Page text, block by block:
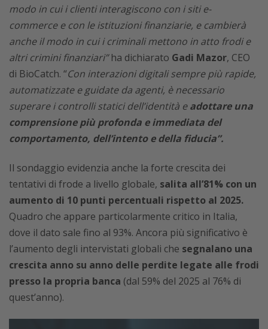
modo in cui i clienti interagiscono con i siti e-
commerce e con le istituzioni finanziarie, e cambierà
anche il modo in cui i criminali mettono in atto frodi e
altri crimini finanziari”ha dichiarato Gadi Mazor, CEO
di BioCatch. “Con interazioni digitali sempre più rapide,
automatizzate e guidate da agenti, è necessario
superare i controlli statici dell’identità eadottare una
comprensione più profonda e immediata del
comportamento, dell’intento e della fiducia”.
Il sondaggio evidenzia anche la forte crescita dei
tentativi di frode a livello globale, salita all’81% con un
aumento di 10 punti percentuali rispetto al 2025.
Quadro che appare particolarmente critico in Italia,
dove il dato sale fino al 93%. Ancora più significativo è
l’aumento degli intervistati globali che segnalano una
crescita anno su anno delle perdite legate alle frodi
presso la propria banca (dal 59% del 2025 al 76% di
quest’anno).